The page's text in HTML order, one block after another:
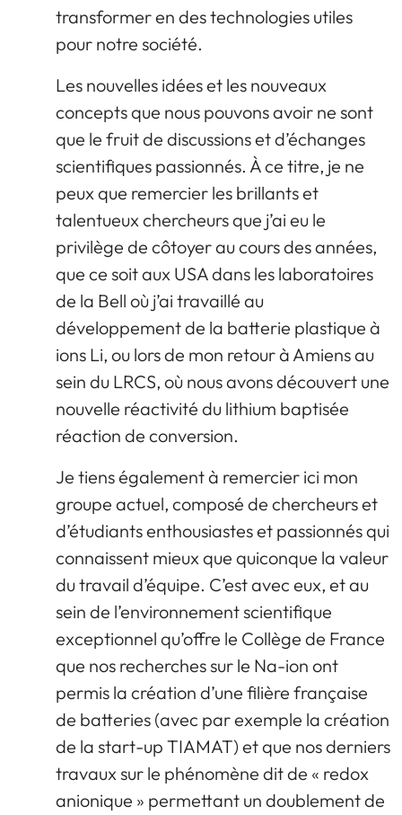
transformer en des technologies utiles
pour notre société.
Les nouvelles idées et les nouveaux
concepts que nous pouvons avoir ne sont
que le fruit de discussions et d’échanges
scientifiques passionnés. À ce titre, je ne
peux que remercier les brillants et
talentueux chercheurs que j’ai eu le
privilège de côtoyer au cours des années,
que ce soit aux USA dans les laboratoires
de la Bell où j’ai travaillé au
développement de la batterie plastique à
ions Li, ou lors de mon retour à Amiens au
sein du LRCS, où nous avons découvert une
nouvelle réactivité du lithium baptisée
réaction de conversion.
Je tiens également à remercier ici mon
groupe actuel, composé de chercheurs et
d’étudiants enthousiastes et passionnés qui
connaissent mieux que quiconque la valeur
du travail d’équipe. C’est avec eux, et au
sein de l’environnement scientifique
exceptionnel qu’offre le Collège de France
que nos recherches sur le Na-ion ont
permis la création d’une filière française
de batteries (avec par exemple la création
de la start-up TIAMAT) et que nos derniers
travaux sur le phénomène dit de « redox
anionique » permettant un doublement de